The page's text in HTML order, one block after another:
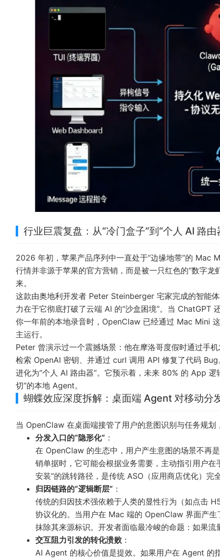
行业巨震复盘：从“冷门盒子”到“个人 AI 路
2026 年初，苹果产品序列中一直处于“边缘地带”的 Mac
行情并非源于苹果的官方营销，而是被一只红色的“数字
来。
这款由奥地利开发者 Peter Steinberger 宅家完成的智能
力在于它彻底打破了云端 AI 的“沙盒困境”。当 ChatGPT
你一年前的本地录音时，OpenClaw 已经通过 Mac Mini
主运行。
Peter 曾演示过一个震撼场景：他在摩洛哥度假时通过手
检索 OpenAI 密钥、并通过 curl 调用 API 修复了代码
进化为“个人 AI 路由器”。它预示着，未来 80% 的 App
切”的本地 Agent。
蝴蝶效应深度拆解：桌面端 Agent 对移动分
当 OpenClaw 在桌面端接管了用户的意图识别与任务规
分发入口的“隐形化” ：
在 OpenClaw 的生态中，用户产生意图的场景不再
销单据时，它可能会根据业务需要，主动指引用户
安装”的跳转路径，是传统 ASO（应用商店优化）完
归因链路的“逻辑断层” ：
传统的归因技术强依赖于人类的显性行为（如点击
协议化的。当用户在 Mac 端的 OpenClaw 界面产
抹除其来源标识。开发者面临最冷峻的命题：如果
交互阻力引发的转化溃败 ：
AI Agent 的核心价值是提效。如果用户在 Agent 的